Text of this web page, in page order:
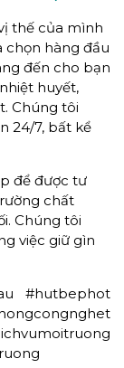
thế của mình
chọn hàng đầu
đến cho bạn
huyết,
Chúng tôi
24/7, bất kể
để được tư
chất
Chúng tôi
việc giữ gìn
#hutbephot